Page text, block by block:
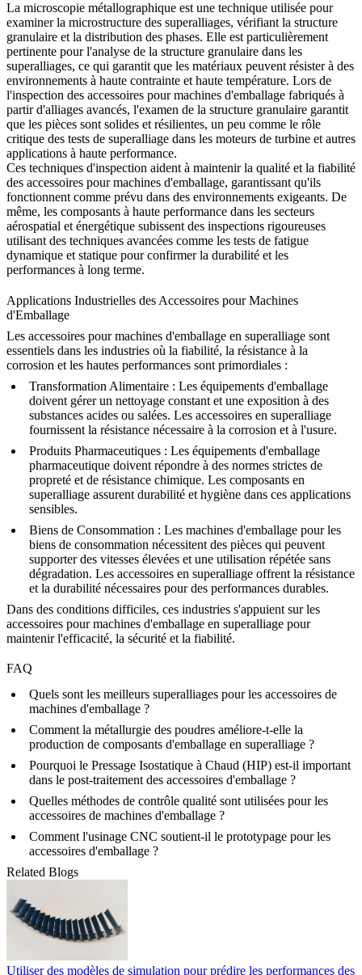
La microscopie métallographique est une technique utilisée pour
examiner la microstructure des superalliages, vérifiant la structure
granulaire et la distribution des phases. Elle est particulièrement
pertinente pour l'analyse de la structure granulaire dans les
superalliages, ce qui garantit que les matériaux peuvent résister à des
environnements à haute contrainte et haute température. Lors de
l'inspection des accessoires pour machines d'emballage fabriqués à
partir d'alliages avancés, l'examen de la structure granulaire garantit
que les pièces sont solides et résilientes, un peu comme le rôle
critique des tests de superalliage dans les moteurs de turbine et autres
applications à haute performance.
Ces techniques d'inspection aident à maintenir la qualité et la fiabilité
des accessoires pour machines d'emballage, garantissant qu'ils
fonctionnent comme prévu dans des environnements exigeants. De
même, les composants à haute performance dans les secteurs
aérospatial et énergétique subissent des inspections rigoureuses
utilisant des techniques avancées comme les tests de fatigue
dynamique et statique pour confirmer la durabilité et les
performances à long terme.
Applications Industrielles des Accessoires pour Machines
d'Emballage
Les accessoires pour machines d'emballage en superalliage sont
essentiels dans les industries où la fiabilité, la résistance à la
corrosion et les hautes performances sont primordiales :
Transformation Alimentaire : Les équipements d'emballage
doivent gérer un nettoyage constant et une exposition à des
substances acides ou salées. Les accessoires en superalliage
fournissent la résistance nécessaire à la corrosion et à l'usure.
Produits Pharmaceutiques : Les équipements d'emballage
pharmaceutique doivent répondre à des normes strictes de
propreté et de résistance chimique. Les composants en
superalliage assurent durabilité et hygiène dans ces applications
sensibles.
Biens de Consommation : Les machines d'emballage pour les
biens de consommation nécessitent des pièces qui peuvent
supporter des vitesses élevées et une utilisation répétée sans
dégradation. Les accessoires en superalliage offrent la résistance
et la durabilité nécessaires pour des performances durables.
Dans des conditions difficiles, ces industries s'appuient sur les
accessoires pour machines d'emballage en superalliage pour
maintenir l'efficacité, la sécurité et la fiabilité.
FAQ
Quels sont les meilleurs superalliages pour les accessoires de
machines d'emballage ?
Comment la métallurgie des poudres améliore-t-elle la
production de composants d'emballage en superalliage ?
Pourquoi le Pressage Isostatique à Chaud (HIP) est-il important
dans le post-traitement des accessoires d'emballage ?
Quelles méthodes de contrôle qualité sont utilisées pour les
accessoires de machines d'emballage ?
Comment l'usinage CNC soutient-il le prototypage pour les
accessoires d'emballage ?
Related Blogs
Utiliser des modèles de simulation pour prédire les performances des